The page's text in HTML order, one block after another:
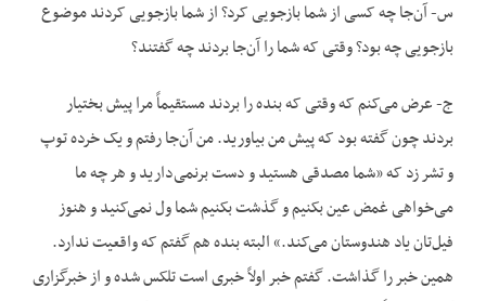
س- آن‌جا چه کسی از شما بازجویی کرد؟ از شما بازجویی کردند موضوع
بازجویی چه بود؟ وقتی که شما را آن‌جا بردند چه گفتند؟
ج- عرض می‌کنم که وقتی که بنده را بردند مستقیماً مرا پیش بختیار
بردند چون گفته بود که پیش من بیاورید. من آن‌جا رفتم و یک خرده توپ
و تشر زد که «شما مصدقی هستید و دست برنمی‌دارید و هر چه ما
می‌خواهی غمض عین بکنیم و گذشت بکنیم شما ول نمی‌کنید و هنوز
فیل‌تان یاد هندوستان می‌کند.» البته بنده هم گفتم که واقعیت ندارد.
همین خبر را گذاشت. گفتم خبر اولاً خبری است تلکس شده و از خبرگزاری